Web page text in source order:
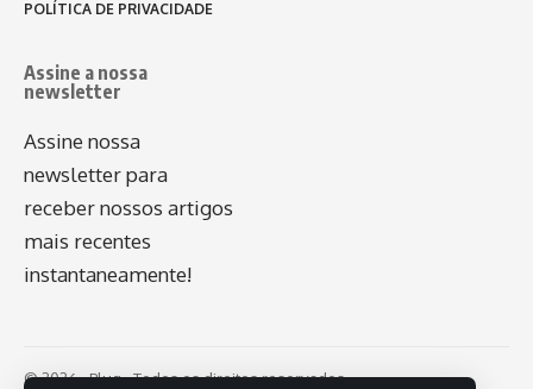
POLÍTICA DE PRIVACIDADE
Assine a nossa
newsletter
Assine nossa
newsletter para
receber nossos artigos
mais recentes
instantaneamente!
© 2026 - Plug - Todos os direitos reservados.